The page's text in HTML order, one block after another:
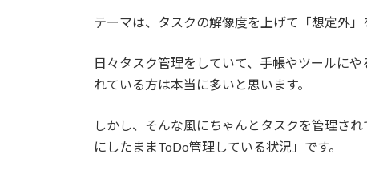
テーマは、タスクの解像度を上げて「想定外」
日々タスク管理をしていて、手帳やツールに
れている方は本当に多いと思います。
しかし、そんな風にちゃんとタスクを管理さ
にしたままToDo管理している状況」です。